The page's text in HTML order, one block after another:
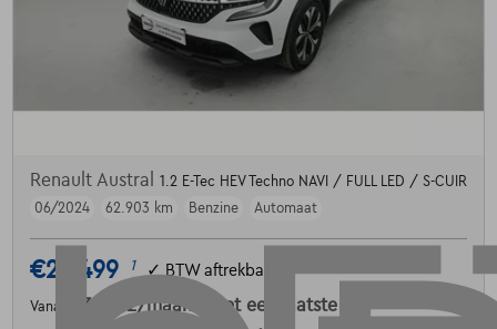
Renault Austral
1.2 E-Tec HEV Techno NAVI / FULL LED / S-CUIR
06/2024
62.903 km Benzine Automaat
€24.499 1 ✓ BTW aftrekbaar
Vanaf €369,92/maand
met een laatste